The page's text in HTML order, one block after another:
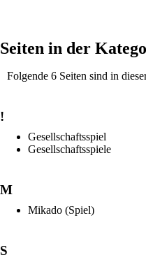
Seiten in der
Folgende 6 Seiten sind in
!
Gesellschaftsspiel
Gesellschaftsspiele
M
Mikado (Spiel)
S